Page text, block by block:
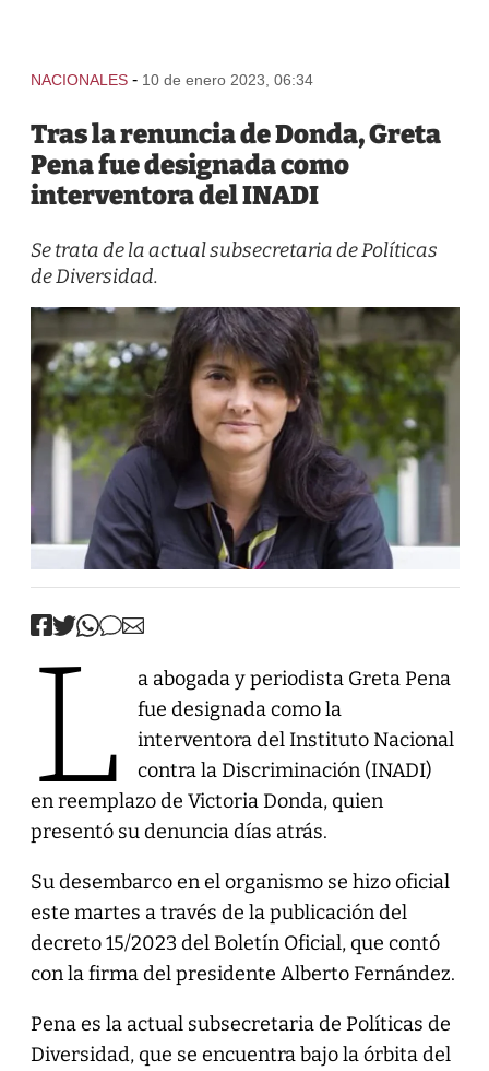
NACIONALES - 10 de enero 2023, 06:34
Tras la renuncia de Donda, Greta
Pena fue designada como
interventora del INADI
Se trata de la actual subsecretaria de Políticas
de Diversidad.
L
a abogada y periodista Greta Pena
fue designada como la
interventora del Instituto Nacional
contra la Discriminación (INADI)
en reemplazo de Victoria Donda, quien
presentó su denuncia días atrás.
Su desembarco en el organismo se hizo oficial
este martes a través de la publicación del
decreto 15/2023 del Boletín Oficial, que contó
con la firma del presidente Alberto Fernández.
Pena es la actual subsecretaria de Políticas de
Diversidad, que se encuentra bajo la órbita del